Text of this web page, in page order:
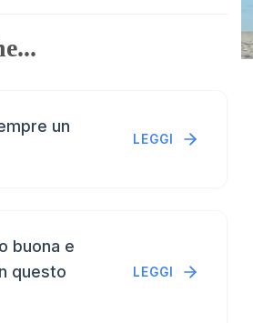
un
LEGGI
buona e
questo
LEGGI